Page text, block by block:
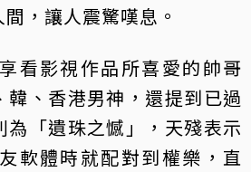
，讓人震驚嘆息。
看影視作品所喜愛的帥哥
韓、香港男神，還提到已過
為「遺珠之憾」，天殘表示
軟體時就配對到權樂，直